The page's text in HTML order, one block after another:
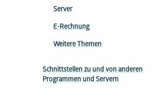
Server
E-Rechnung
Weitere Themen
Schnittstellen zu und von anderen
Programmen und Servern